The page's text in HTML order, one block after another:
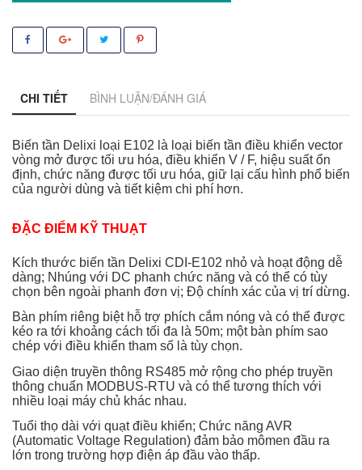
CHI TIẾT BÌNH LUẬN/ĐÁNH GIÁ
Biến tần Delixi loại E102 là loại biến tần điều khiển vector
vòng mở được tối ưu hóa, điều khiển V / F, hiệu suất ổn
định, chức năng được tối ưu hóa, giữ lại cấu hình phổ biến
của người dùng và tiết kiệm chi phí hơn.
ĐẶC ĐIỂM KỸ THUẠT
Kích thước biến tần Delixi CDI-E102 nhỏ và hoạt động dễ
dàng; Nhúng với DC phanh chức năng và có thể có tùy
chọn bên ngoài phanh đơn vị; Độ chính xác của vị trí dừng.
Bàn phím riêng biệt hỗ trợ phích cắm nóng và có thể được
kéo ra tới khoảng cách tối đa là 50m; một bàn phím sao
chép với điều khiển tham số là tùy chọn.
Giao diện truyền thông RS485 mở rộng cho phép truyền
thông chuẩn MODBUS-RTU và có thể tương thích với
nhiều loại máy chủ khác nhau.
Tuổi thọ dài với quạt điều khiển; Chức năng AVR
(Automatic Voltage Regulation) đảm bảo mômen đầu ra
lớn trong trường hợp điện áp đầu vào thấp.